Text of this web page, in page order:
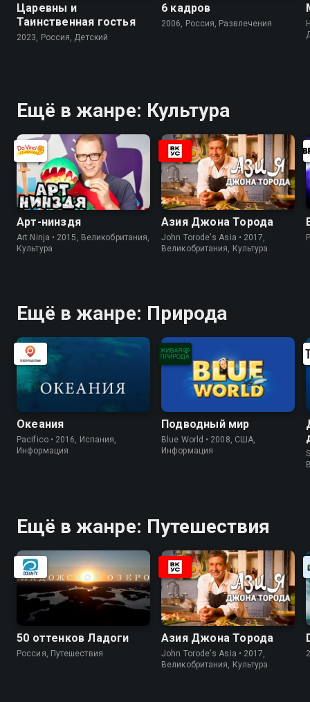
Царевны и
Таинственная гостья
2023, Россия, Детский
6 кадров
2006, Россия, Развлечения
Ещё в жанре: Культура
Арт-нинздя
Art Ninja • 2015, Великобритания,
Культура
Азия Джона Торода
John Torode's Asia • 2017,
Великобритания, Культура
Ещё в жанре: Природа
Океания
Pacifico • 2016, Испания,
Информация
Подводный мир
Blue World • 2008, США,
Информация
Ещё в жанре: Путешествия
50 оттенков Ладоги
Россия, Путешествия
Азия Джона Торода
John Torode's Asia • 2017,
Великобритания, Культура